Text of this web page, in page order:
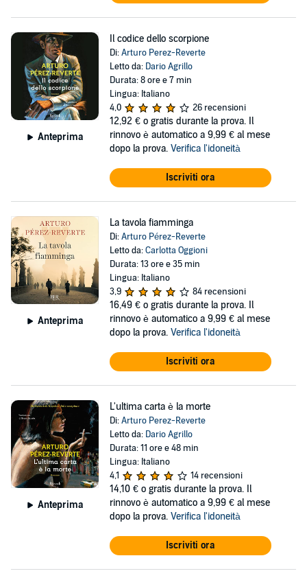
Anteprima
Il codice dello scorpione
Di:Arturo Perez-Reverte
Letto da: Dario Agrillo
Durata: 8 ore e 7 min
Lingua: Italiano
4,0
26 recensioni
12,92 € o gratis durante la prova. Il
rinnovo è automatico a 9,99 € al mese
dopo la prova. Verifica l'idoneità
Iscriviti ora
Anteprima
La tavola fiamminga
Di:Arturo Pérez-Reverte
Letto da:Carlotta Oggioni
Durata: 13 ore e 35 min
Lingua: Italiano
3,9
84 recensioni
16,49 € o gratis durante la prova. Il
rinnovo è automatico a 9,99 € al mese
dopo la prova. Verifica l'idoneità
Iscriviti ora
Anteprima
L'ultima carta è la morte
Di:Arturo Perez-Reverte
Letto da: Dario Agrillo
Durata: 11 ore e 48 min
Lingua: Italiano
4,1
14 recensioni
14,10 € o gratis durante la prova. Il
rinnovo è automatico a 9,99 € al mese
dopo la prova. Verifica l'idoneità
Iscriviti ora